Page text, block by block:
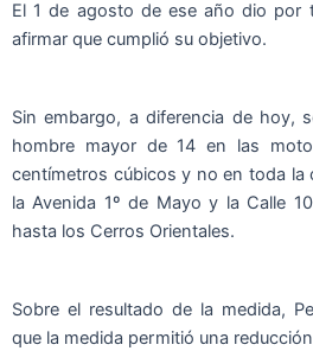
El 1 de agosto de ese año dio por
afirmar que cumplió su objetivo.
Sin embargo, a diferencia de hoy,
hombre mayor de 14 en las
centímetros cúbicos y no en toda la
la Avenida 1º de Mayo y la Calle
hasta los Cerros Orientales.
Sobre el resultado de la medida,
que la medida permitió una